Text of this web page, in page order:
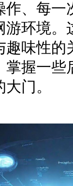
、每
环境
味性
握一
门。